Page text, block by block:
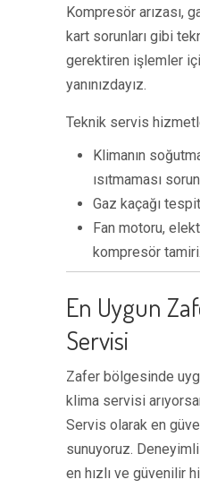
Kompresör arızası,
kart sorunları gibi
gerektiren işlemler
yanınızdayız.
Teknik servis
Klimanın
ısıtmaması
Gaz kaçağı
Fan motoru,
kompresör tamiri.
En Uygun
Servisi
Zafer bölgesinde
klima servisi
Servis olarak en
sunuyoruz.
en hızlı ve güvenilir